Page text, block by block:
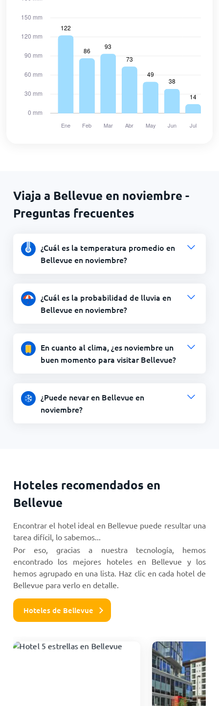
Viaja a Bellevue en noviembre -
Preguntas frecuentes
¿Cuál es la temperatura promedio en
Bellevue en noviembre?
¿Cuál es la probabilidad de lluvia en
Bellevue en noviembre?
En cuanto al clima, ¿es noviembre un
buen momento para visitar Bellevue?
¿Puede nevar en Bellevue en
noviembre?
Hoteles recomendados en
Bellevue
Encontrar el hotel ideal en Bellevue puede resultar una
tarea difícil, lo sabemos...
Por eso, gracias a nuestra tecnología, hemos
encontrado los mejores hoteles en Bellevue y los
hemos agrupado en una lista. Haz clic en cada hotel de
Bellevue para verlo en detalle.
Hoteles de Bellevue